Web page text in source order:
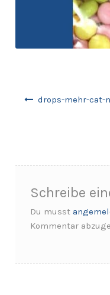
drops-mehr-cat-n
Schreibe
Du musst
Kommentar